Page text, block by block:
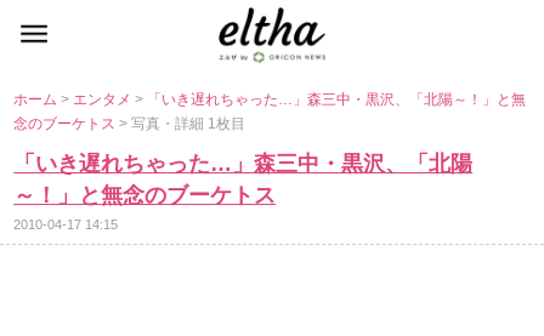
ホーム> エンタメ>
「いき遅れちゃった…」森三中・黒沢、「北陽～！」と無
念のブーケトス> 写真・詳細 1枚目
「いき遅れちゃった…」森三中・黒沢、「北陽
～！」と無念のブーケトス
2010-04-17 14:15